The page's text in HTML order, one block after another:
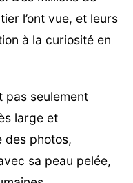
l’ont vue, et leurs
à la curiosité en
pas seulement
large et
des photos,
sa peau pelée,